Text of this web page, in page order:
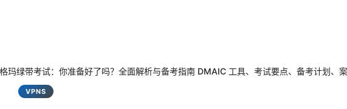
玛绿带考试：你准备好了吗？全面解析与备考指南 DMAIC 工具、考试要点、备考计划、
VPNS